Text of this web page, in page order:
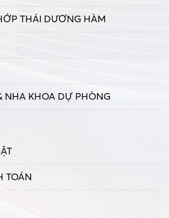
THÁI DƯƠNG HÀM
NHA KHOA DỰ PHÒNG
TOÁN